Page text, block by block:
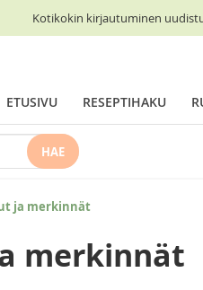
Kotikokin kirjautuminen
ETUSIVU RESEPTIHAKU
HAE
ja merkinnät
merkinnät